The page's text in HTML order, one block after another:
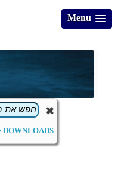
Menu
DOWNLOADS ➔